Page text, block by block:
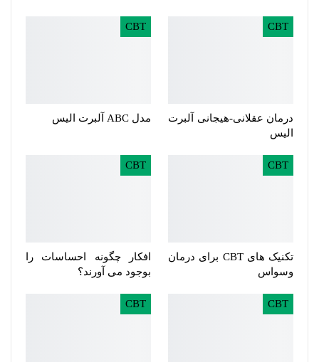
CBT
درمان عقلانی-هیجانی آلبرت
الیس
CBT
مدل ABC آلبرت الیس
CBT
تکنیک های CBT برای درمان
وسواس
CBT
افکار چگونه احساسات را
بوجود می آورند؟
CBT
CBT